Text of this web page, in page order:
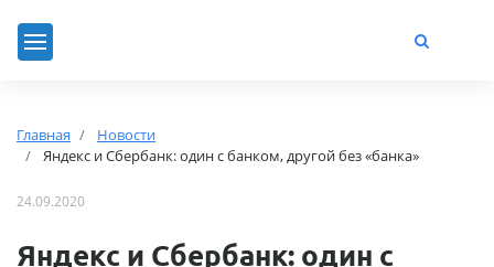
Главная
Новости
Яндекс и Сбербанк: один с банком, другой без «банка»
24.09.2020
Яндекс и Сбербанк: один с